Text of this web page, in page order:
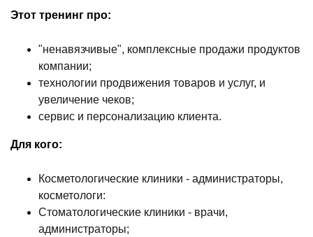
Этот тренинг про:
"ненавязчивые", комплексные продажи продуктов
компании;
технологии продвижения товаров и услуг, и
увеличение чеков;
сервис и персонализацию клиента.
Для кого:
Косметологические клиники - администраторы,
косметологи:
Стоматологические клиники - врачи,
администраторы;